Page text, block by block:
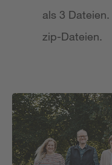
als 3
zip-Dateien.